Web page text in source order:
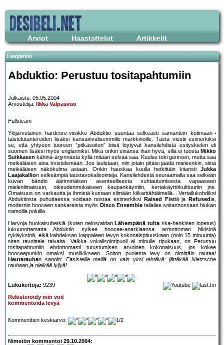
Arviot Haastattelut Artikkelit
Levyarvio
Abduktio: Perustuu tositapahtumiin
Julkaistu: 05.05.2004
Arvostelija:
Ilkka Valpasvuo
Fullsteam
Ylöjärveläinen hardcore-viisikko Abduktio suuntaa selkeästi samantein kotimaan
taistelutantereiden lisäksi kansainvälisemmille markkinoille. Tästä viestii esimerkiksi
se, että yhtyeen tuoreen ”pitkäsoiton” biisit löytyvät kansilehdistä esityskielen eli
suomen lisäksi myös englanniksi. Mikä onkin sinänsä ihan hyvä, sillä ei tuosta Mikko
Suikkasen kähinä-ärjynnästä kyllä mitään selvää saa. Kuuluu toki genreen, mutta saa
meikäläisen aina irvistelemään. Jos lauletaan, niin jotain pitäisi jäädä mieleenkin, siinä
meikäläisen näkökulma asiaan. Onkin hauskaa kuulla hetkittäin kitaristi Jukka
Laajakallion selkeämpiä taustavokalisointeja. Kansilehdestä seuraamalla saa selkeän
kuvan bändin äärimmäisen asenteellisesta suhtautumisesta vapaaseen
mielenilmaisuun, oikeudenmukaiseen kaupankäyntiin, kertakäyttökulttuuriin jne.
Omaisuus on varkautta ja ihmistä kustaan silmään kiikaritähtäimellä... Vertailukohdiksi
Abduktiosta puhuttaessa voidaan nostaa esimerkiksi
Raised Fistiä ja Refusedia,
modernin hooceen sankareista myös Disco Ensembletallailee soitannossaan hiukan
samoilla poluilla.
Harvoja huokaisuhetkiä (kuten nelosraidan Lähempänä tultaska-henkinen lopetus)
lukuunottamatta Abduktio sylkee hoocee-anarkiaansa armottoman hikisinä
rykäyksinä, eikä kahdeksan kappaleen levyn kokonaispituuskaan (noin 15 minuuttia)
siten tavoittele taivaita. Vaikka vokalisointipuoli ei minulle tipukaan, on Perustuu
tositapahtumiin ehdottomasti tutustumisen arvoinen kokonaisuus, jos kokee
hooceepunkin omaksi musiikikseen. Soiton puolesta levy on nimittäin rautaa!
Hautarauhan sanoin: Fasisteille meillä on vain yksi tehtävä: jättäkää Nietzsche
rauhaan ja nielkää lyijyä!
Lukukertoja: 9239
Rekisteröidy niin voit
kommentoida levyä
Kommenttien keskiarvo:
Nimetön kommentoi 29.10.2004: